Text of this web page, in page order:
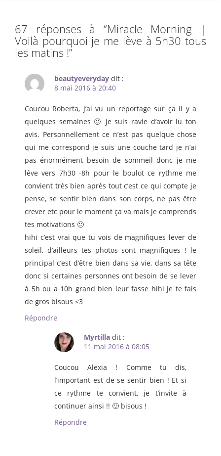
67 réponses à “Miracle Morning |
Voilà pourquoi je me lève à 5h30 tous
les matins !”
beautyeveryday dit :
8 mai 2016 à 20:40
Coucou Roberta, j’ai vu un reportage sur ça il y a
quelques semaines 🙂 je suis ravie d’avoir lu ton
avis. Personnellement ce n’est pas quelque chose
qui me correspond je suis une couche tard je n’ai
pas énormément besoin de sommeil donc je me
lève vers 7h30 -8h pour le boulot ce rythme me
convient très bien après tout c’est ce qui compte je
pense, se sentir bien dans son corps, ne pas être
crever etc pour le moment ça va mais je comprends
tes motivations 🙂
hihi c’est vrai que tu vois de magnifiques lever de
soleil, d’ailleurs tes photos sont magnifiques ! le
principal c’est d’être bien dans sa vie, dans sa tête
donc si certaines personnes ont besoin de se lever
à 5h ou a 10h grand bien leur fasse hihi je te fais
de gros bisous <3
Répondre
Myrtilla dit :
11 mai 2016 à 08:05
Coucou Alexia ! Comme tu dis,
l’important est de se sentir bien ! Et si
ce rythme te convient, je t’invite à
continuer ainsi !! 🙂 bisous !
Répondre